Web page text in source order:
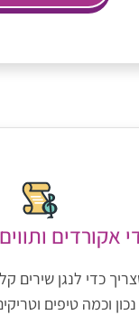
אקורדים
כדי לנגן שירים
נכון וכמה טיפים